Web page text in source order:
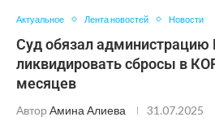
Актуальное Лента новостей Новости
Суд обязал
ликвидировать сбросы в
месяцев
Автор Амина Алиева 31.07.2025